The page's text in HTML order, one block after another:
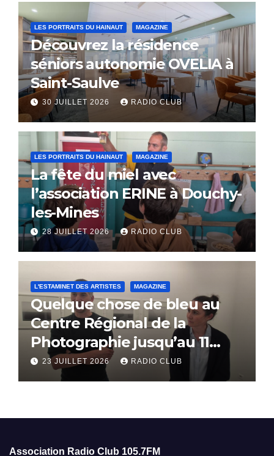
LES PORTRAITS DU HAINAUT MAGAZINE
Découvrez la résidence
séniors autonomie OVELIA à
Saint-Saulve
30 JUILLET 2026 RADIO CLUB
LES PORTRAITS DU HAINAUT MAGAZINE
La fête du miel avec
l’association ERINE à Douchy-
les-Mines
28 JUILLET 2026 RADIO CLUB
L'ESTAMINET DES ARTISTES MAGAZINE
Quelque chose de bleu au
Centre Régional de la
Photographie jusqu’au 11
octobre
23 JUILLET 2026 RADIO CLUB
Association Radio Club 105.7FM